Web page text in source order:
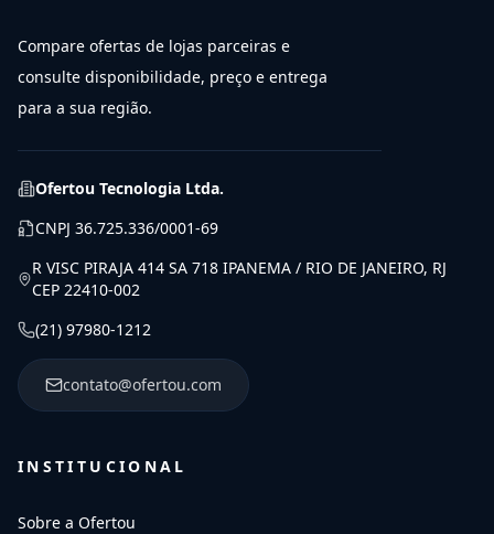
Compare ofertas de lojas parceiras e
consulte disponibilidade, preço e entrega
para a sua região.
Ofertou Tecnologia Ltda.
CNPJ 36.725.336/0001-69
R VISC PIRAJA 414 SA 718 IPANEMA / RIO DE JANEIRO, RJ
CEP 22410-002
(21) 97980-1212
contato@ofertou.com
INSTITUCIONAL
Sobre a Ofertou